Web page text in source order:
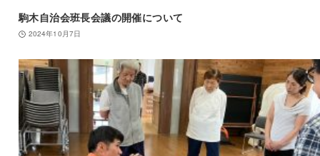
駒木自治会班長会議の開催について
2024年10月7日